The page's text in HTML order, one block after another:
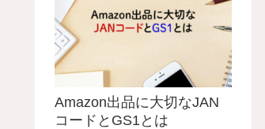
Amazon出品に大切なJAN
コードとGS1とは